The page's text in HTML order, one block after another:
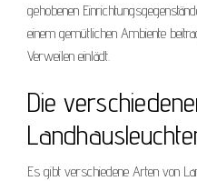
gehobenen
einem gemütlichen Ambiente
Verweilen einlädt.
Die
Es gibt verschiedene Arten von